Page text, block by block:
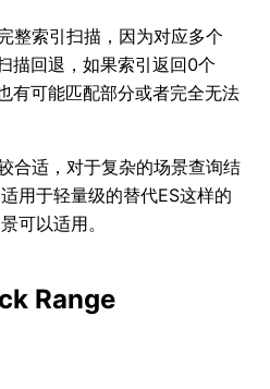
整索引扫描，因为对应多个
描回退，如果索引返回0个
有可能匹配部分或者完全无法
合适，对于复杂的场景查询结
用于轻量级的替代ES这样的
可以适用。
Range